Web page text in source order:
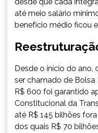
até meio salário
benefício médio ficou
Desde o início do
ser chamado de Bolsa
R$ 600 foi garantido
Constitucional da
até R$ 145 bilhões
dos quais R$ 70